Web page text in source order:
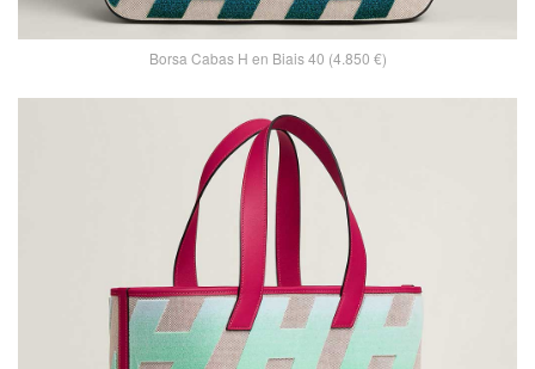
Borsa Cabas H en Biais 40 (4.850 €)